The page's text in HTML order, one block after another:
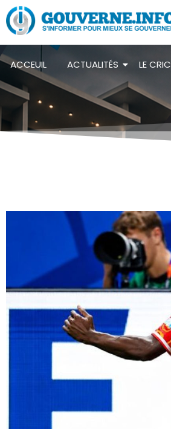
ACCEUIL ACTUALITÉS LE CRIC